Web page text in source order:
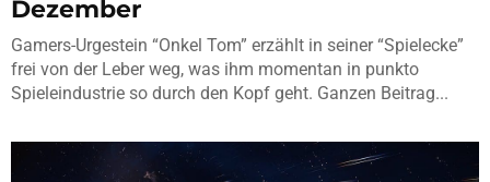
Dezember
Gamers-Urgestein “Onkel Tom” erzählt in seiner “Spielecke”
frei von der Leber weg, was ihm momentan in punkto
Spieleindustrie so durch den Kopf geht. Ganzen Beitrag...